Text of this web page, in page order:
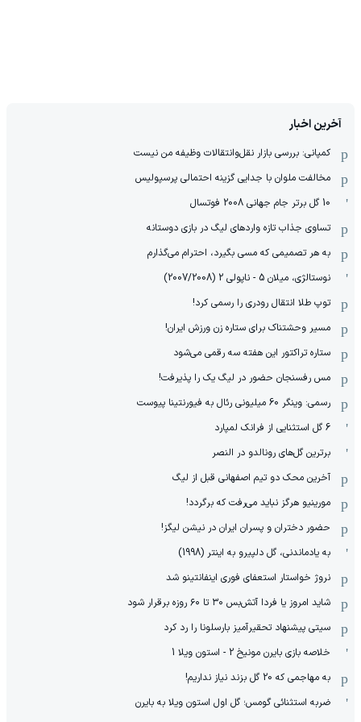
آخرین اخبار
کمپانی: بررسی بازار نقل‌وانتقالات وظیفه من نیست
مخالفت ملوان با جدایی گزینه احتمالی پرسپولیس
10 گل برتر جام جهانی 2008 فوتسال
تساوی جذاب تازه واردهای لیگ در بازی دوستانه
به هر تصمیمی که مسی بگیرد، احترام می‌گذارم
نوستالژی، میلان 5 - ناپولی 2 (2007/2008)
توپ طلا انتقال رودری را رسمی کرد!
مسیر وحشتناک برای ستاره زن ورزش ایران!
ستاره تراکتور این هفته سه رقمی می‌شود
مس رفسنجان حضور در لیگ یک را پذیرفت!
رسمی: وینگر 60 میلیونی رئال به فیورنتینا پیوست
6 گل استثنایی از فرانک لمپارد
برترین گل‌های رونالدو در النصر
آخرین محک دو تیم اصفهانی قبل از لیگ
مورینیو هرگز نباید می‌رفت که برگردد!
حضور دختران و پسران ایران در نیشن لیگز!
به یادماندنی، گل دلپیرو به اینتر (1998)
نروژ خواستار استعفای فوری اینفانتینو شد
شاید امروز یا فردا آتش‌بس ۳۰ تا ۶۰ روزه برقرار شود
سیتی پیشنهاد تحقیرآمیز بارسلونا را رد کرد
خلاصه بازی بایرن مونیخ 2 - استون ویلا 1
به مهاجمی که 20 گل بزند نیاز نداریم!
ضربه استثنائی گومس؛ گل اول استون ویلا به بایرن